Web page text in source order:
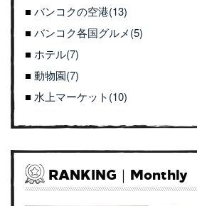
バンコクの空港(13)
バンコク各国グルメ(5)
ホテル(7)
動物園(7)
水上マーケット(10)
RANKING｜Monthly